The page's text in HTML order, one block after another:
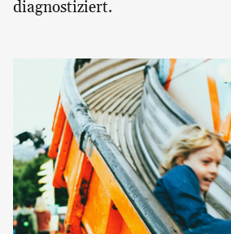
diagnostiziert.